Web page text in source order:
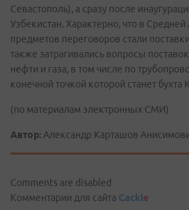
Севастополь), а сразу после
Узбекистан. Характерно, что в
предметов переговоров стали
также затрагивались вопросы
нефти и газа, в том числе по
конечной точкой которой станет
(по материалам электронных СМИ)
Автор: Александр Карташов
Comments are disabled
Комментарии для сайта Cackle